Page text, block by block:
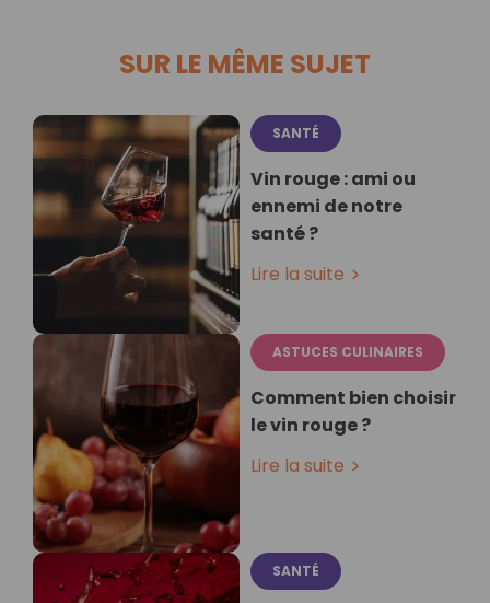
SUR LE MÊME SUJET
SANTÉ
Vin rouge : ami ou
ennemi de notre
santé ?
Lire la suite
ASTUCES CULINAIRES
Comment bien choisir
le vin rouge ?
Lire la suite
SANTÉ